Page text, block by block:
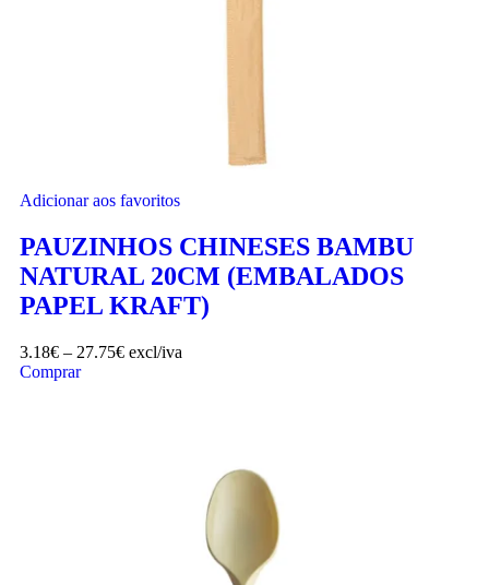
Adicionar aos favoritos
PAUZINHOS CHINESES BAMBU
NATURAL 20CM (EMBALADOS
PAPEL KRAFT)
3.18€ – 27.75€ excl/iva
Comprar